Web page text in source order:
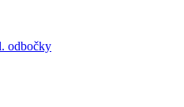
odbočky